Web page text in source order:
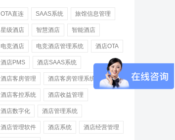
OTA直连 SAAS系统 旅馆信息管理
星级酒店 智慧酒店 智能酒店
电竞酒店 电竞酒店管理系统 酒店OTA
酒店PMS 酒店SAAS系统
酒店客房管理 酒店客房管理系统
酒店客控系统 酒店收益管理
酒店数字化 酒店管理系统
酒店管理软件 酒店系统 酒店经营管理